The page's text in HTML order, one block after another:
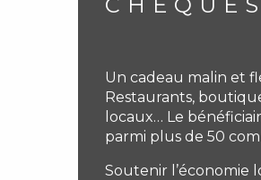
Un cadeau malin et
Restaurants,
locaux… Le
parmi plus de 50
Soutenir l’économie